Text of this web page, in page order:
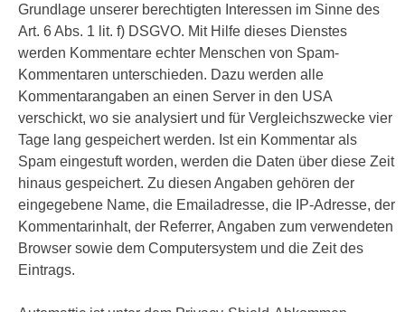
Grundlage unserer berechtigten Interessen im Sinne des
Art. 6 Abs. 1 lit. f) DSGVO. Mit Hilfe dieses Dienstes
werden Kommentare echter Menschen von Spam-
Kommentaren unterschieden. Dazu werden alle
Kommentarangaben an einen Server in den USA
verschickt, wo sie analysiert und für Vergleichszwecke vier
Tage lang gespeichert werden. Ist ein Kommentar als
Spam eingestuft worden, werden die Daten über diese Zeit
hinaus gespeichert. Zu diesen Angaben gehören der
eingegebene Name, die Emailadresse, die IP-Adresse, der
Kommentarinhalt, der Referrer, Angaben zum verwendeten
Browser sowie dem Computersystem und die Zeit des
Eintrags.